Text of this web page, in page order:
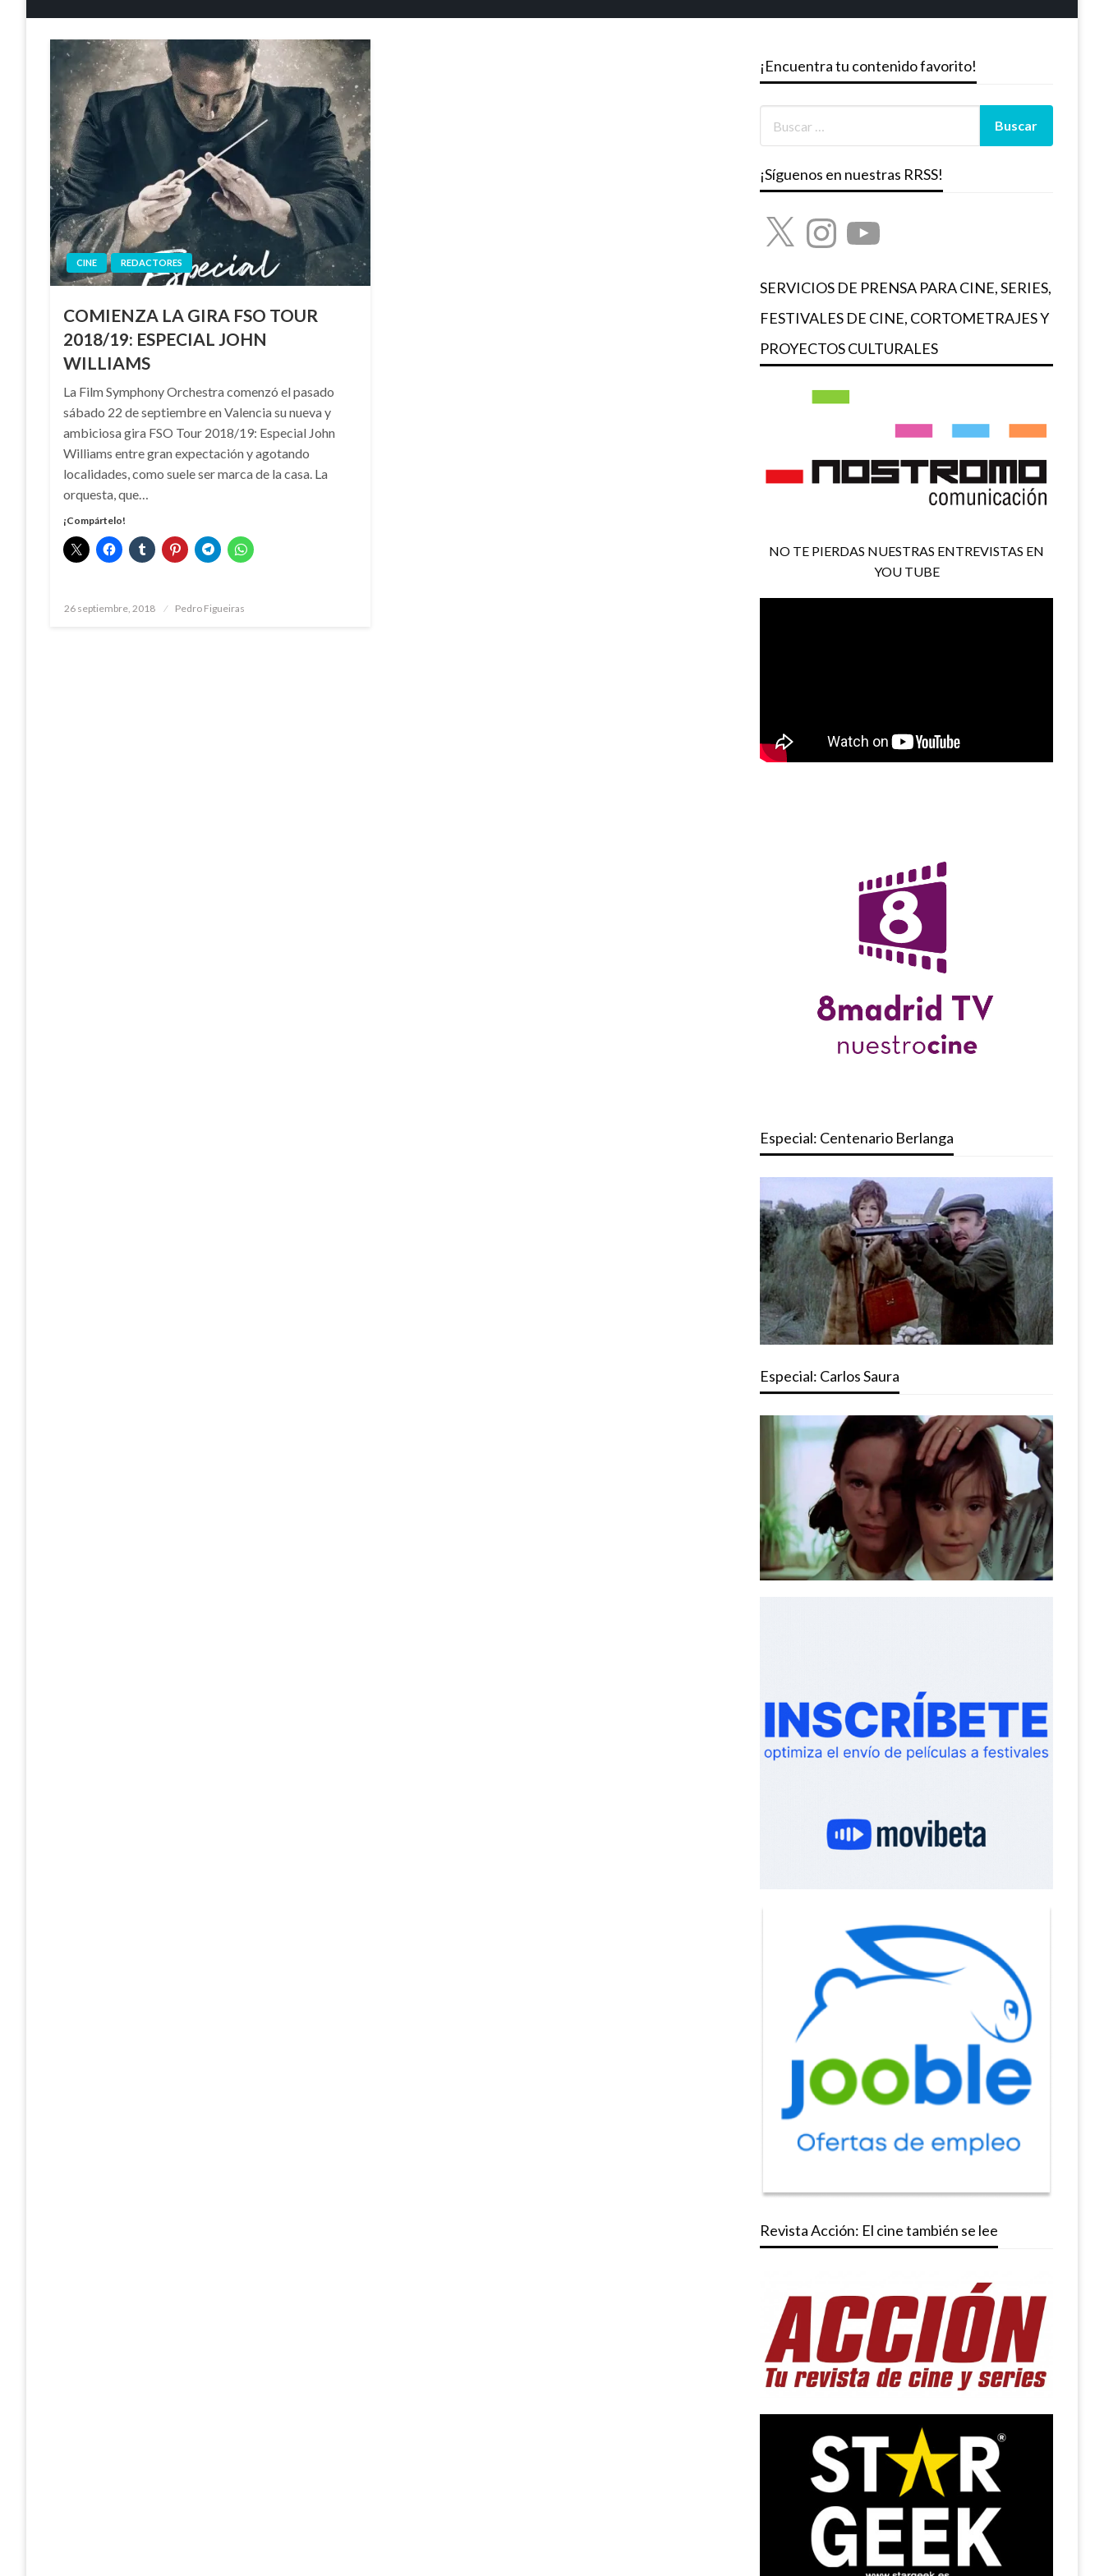
CINE REDACTORES
COMIENZA LA GIRA FSO TOUR
2018/19: ESPECIAL JOHN
WILLIAMS
La Film Symphony Orchestra comenzó el pasado
sábado 22 de septiembre en Valencia su nueva y
ambiciosa gira FSO Tour 2018/19: Especial John
Williams entre gran expectación y agotando
localidades, como suele ser marca de la casa. La
orquesta, que…
¡Compártelo!
Publicado
26 septiembre, 2018 Pedro Figueiras
¡Encuentra tu contenido favorito!
¡Síguenos en nuestras RRSS!
X InstagramYouTube
SERVICIOS DE PRENSA PARA CINE, SERIES,
FESTIVALES DE CINE, CORTOMETRAJES Y
PROYECTOS CULTURALES
NO TE PIERDAS NUESTRAS ENTREVISTAS EN
YOU TUBE
Especial: Centenario Berlanga
Especial: Carlos Saura
Revista Acción: El cine también se lee